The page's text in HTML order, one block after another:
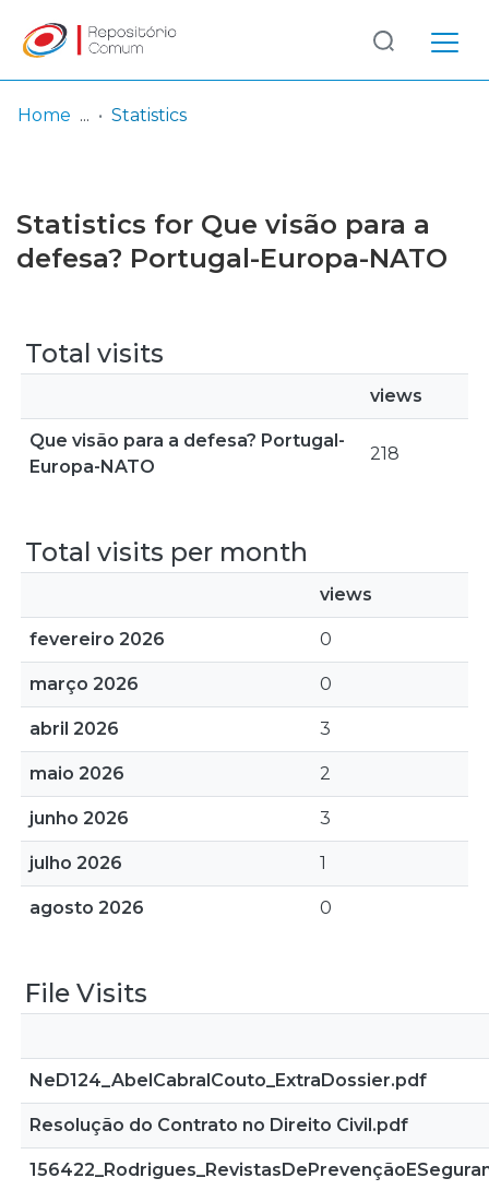
Browse repository
Log
In
(current)
Home Statistics
Statistics for Que visão para a
defesa? Portugal-Europa-NATO
Total visits
views
Que visão para a defesa? Portugal-
Europa-NATO
218
Total visits per month
views
fevereiro 2026 0
março 2026 0
abril 2026 3
maio 2026 2
junho 2026 3
julho 2026 1
agosto 2026 0
File Visits
NeD124_AbelCabralCouto_ExtraDossier.pdf
Resolução do Contrato no Direito Civil.pdf